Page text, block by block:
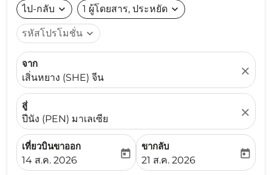
ไป-กลับ expand_more 1 ผู้โดยสาร, ประหยัด expand_more
รหัสโปรโมชั่น expand_more
จาก
เสิ่นหยาง (SHE) จีน
close
สู่
ปีนัง (PEN) มาเลเซีย
close
เที่ยวบินขาออก
fc-booking-departure-date-aria-label
14 ส.ค. 2026
today
ขากลับ
fc-booking-return-date-
21 ส.ค. 2026
today